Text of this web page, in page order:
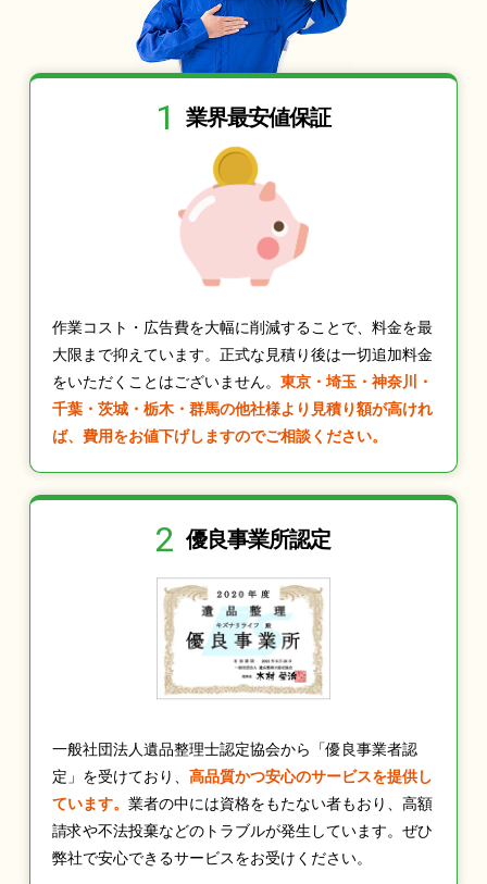
1 業界最安値保証
作業コスト・広告費を大幅に削減することで、料金を最
大限まで抑えています。正式な見積り後は一切追加料金
をいただくことはございません。 東京・埼玉・神奈川・
千葉・茨城・栃木・群馬の他社様より見積り額が高けれ
ば、費用をお値下げしますのでご相談ください。
2 優良事業所認定
一般社団法人遺品整理士認定協会から「優良事業者認
定」を受けており、 高品質かつ安心のサービスを提供し
ています。 業者の中には資格をもたない者もおり、高額
請求や不法投棄などのトラブルが発生しています。ぜひ
弊社で安心できるサービスをお受けください。